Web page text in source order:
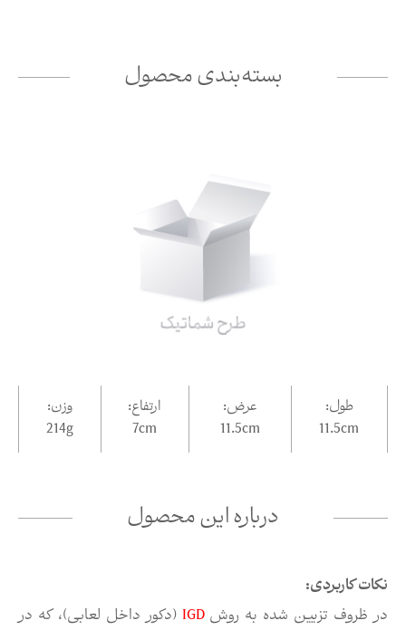
درباره این محصول
نکات کاربردی:
در ظروف تزیین شده به روشIGD (دکور داخل لعابی)، که در
بسته‌بندی محصول
طول:
11.5cm
عرض:
11.5cm
ارتفاع:
7cm
وزن:
214g